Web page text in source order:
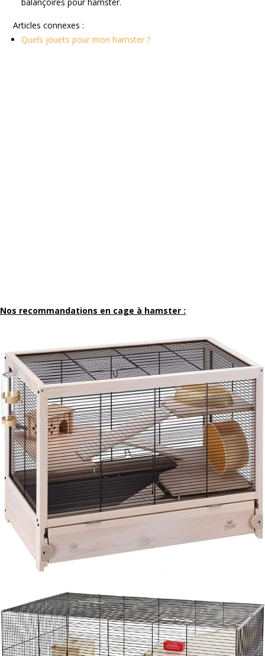
Articles connexes :
Quels jouets pour mon hamster ?
Nos recommandations en cage à hamster :